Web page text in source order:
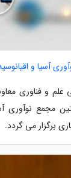
آسیا و
علم و فناوری
نوآوری
برگزار می گردد.